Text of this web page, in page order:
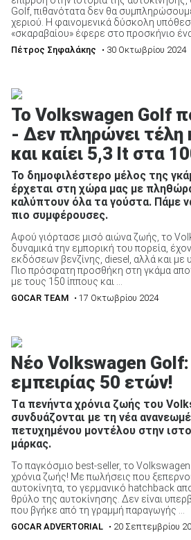
Golf, πιθανότατα δεν θα
χεριού. Η φαινομενικά δύσκολη
«σκαραβαίου» έφερε στο προσκήνιο
Πέτρος Σηφαλάκης • 30 Οκτωβρίου 2024
Το Volkswagen Golf
- Δεν πληρώνει τέλη
και καίει 5,3 lt στα
Το δημοφιλέστερο μέλος της
έρχεται στη χώρα μας με
καλύπτουν όλα τα γούστα. Πάμε
πιο συμφέρουσες.
Αφού γιόρτασε μισό αιώνα ζωής, το
δυναμικά την εμπορική του πορεία,
εκδόσεων βενζίνης, diesel, αλλά και με
Πιο πρόσφατη προσθήκη στη γκάμα
με τους 150 ίππους και ...
GOCAR TEAM • 17 Οκτωβρίου 2024
Νέο Volkswagen
εμπειρίας 50 ετών!
Tα πενήντα χρόνια ζωής του
συνδυάζονται με τη νέα
πετυχημένου μοντέλου στην
μάρκας.
Το παγκόσμιο best-seller, το Volkswagen
χρόνια ζωής! Με πωλήσεις που
αυτοκίνητα, το γερμανικό hatchback
θρύλο της αυτοκίνησης. Δεν είναι
που βγήκε από τη γραμμή παραγωγής ...
GOCAR ADVERTORIAL • 20 Σεπτεμβρίου